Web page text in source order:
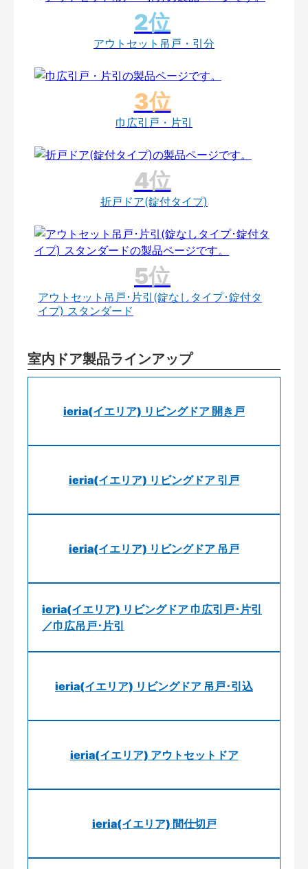
アウトセット吊戸・引分
巾広引戸・片引
折戸ドア(錠付タイプ)
アウトセット吊戸･片引(錠なしタイプ･錠付タ
イプ) スタンダード
室内ドア製品ラインアップ
ieria(イエリア) リビングドア 開き戸
ieria(イエリア) リビングドア 引戸
ieria(イエリア) リビングドア 吊戸
ieria(イエリア) リビングドア 巾広引戸･片引
／巾広吊戸･片引
ieria(イエリア) リビングドア 吊戸･引込
ieria(イエリア) アウトセットドア
ieria(イエリア) 間仕切戸